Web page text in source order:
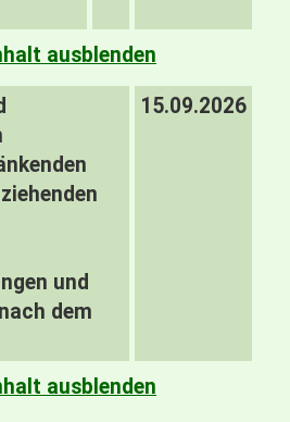
ausblenden
und
dem
15.09.2026
ausblenden